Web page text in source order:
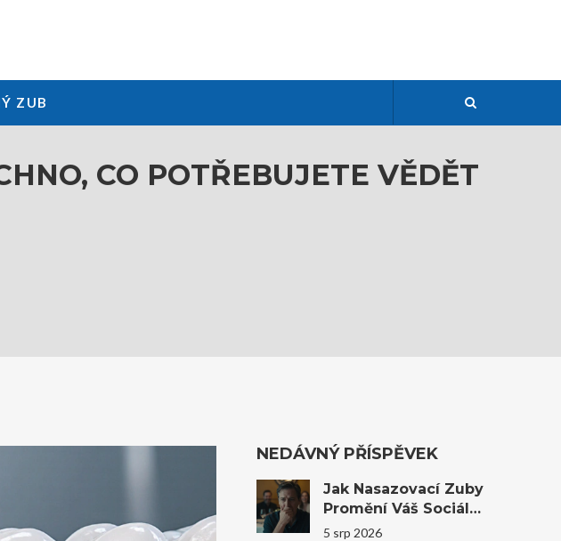
ZUB
CO POTŘEBUJETE VĚDĚT
NEDÁVNÝ PŘÍSPĚVEK
Jak Nasazovací Zuby
Promění Váš Sociální
Život A Sebevědomí
5 srp 2026